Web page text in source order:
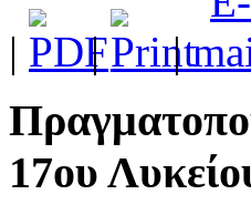
| | |
17ου